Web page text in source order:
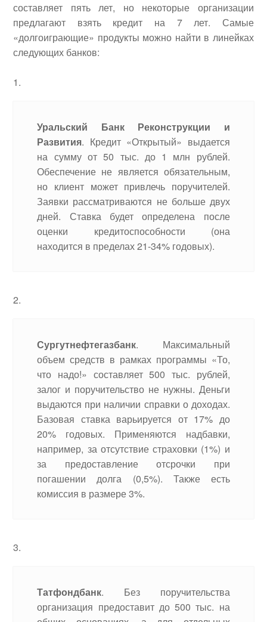
составляет пять лет, но некоторые организации
предлагают взять кредит на 7 лет. Самые
«долгоиграющие» продукты можно найти в линейках
следующих банков:
Уральский Банк Реконструкции и
Развития. Кредит «Открытый» выдается
на сумму от 50 тыс. до 1 млн рублей.
Обеспечение не является обязательным,
но клиент может привлечь поручителей.
Заявки рассматриваются не больше двух
дней. Ставка будет определена после
оценки кредитоспособности (она
находится в пределах 21-34% годовых).
Сургутнефтегазбанк. Максимальный
объем средств в рамках программы «То,
что надо!» составляет 500 тыс. рублей,
залог и поручительство не нужны. Деньги
выдаются при наличии справки о доходах.
Базовая ставка варьируется от 17% до
20% годовых. Применяются надбавки,
например, за отсутствие страховки (1%) и
за предоставление отсрочки при
погашении долга (0,5%). Также есть
комиссия в размере 3%.
Татфондбанк. Без поручительства
организация предоставит до 500 тыс. на